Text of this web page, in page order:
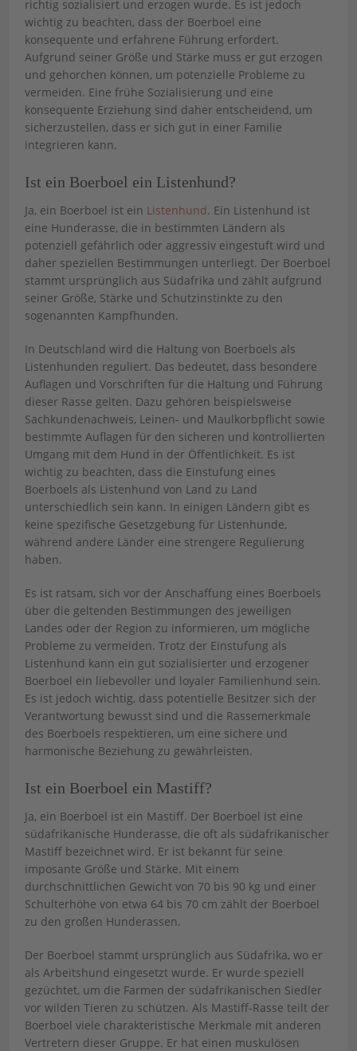
richtig sozialisiert und erzogen wurde. Es ist jedoch
wichtig zu beachten, dass der Boerboel eine
konsequente und erfahrene Führung erfordert.
Aufgrund seiner Größe und Stärke muss er gut erzogen
und gehorchen können, um potenzielle Probleme zu
vermeiden. Eine frühe Sozialisierung und eine
konsequente Erziehung sind daher entscheidend, um
sicherzustellen, dass er sich gut in einer Familie
integrieren kann.
Ist ein Boerboel ein Listenhund?
Ja, ein Boerboel ist ein Listenhund. Ein Listenhund ist
eine Hunderasse, die in bestimmten Ländern als
potenziell gefährlich oder aggressiv eingestuft wird und
daher speziellen Bestimmungen unterliegt. Der Boerboel
stammt ursprünglich aus Südafrika und zählt aufgrund
seiner Größe, Stärke und Schutzinstinkte zu den
sogenannten Kampfhunden.
In Deutschland wird die Haltung von Boerboels als
Listenhunden reguliert. Das bedeutet, dass besondere
Auflagen und Vorschriften für die Haltung und Führung
dieser Rasse gelten. Dazu gehören beispielsweise
Sachkundenachweis, Leinen- und Maulkorbpflicht sowie
bestimmte Auflagen für den sicheren und kontrollierten
Umgang mit dem Hund in der Öffentlichkeit. Es ist
wichtig zu beachten, dass die Einstufung eines
Boerboels als Listenhund von Land zu Land
unterschiedlich sein kann. In einigen Ländern gibt es
keine spezifische Gesetzgebung für Listenhunde,
während andere Länder eine strengere Regulierung
haben.
Es ist ratsam, sich vor der Anschaffung eines Boerboels
über die geltenden Bestimmungen des jeweiligen
Landes oder der Region zu informieren, um mögliche
Probleme zu vermeiden. Trotz der Einstufung als
Listenhund kann ein gut sozialisierter und erzogener
Boerboel ein liebevoller und loyaler Familienhund sein.
Es ist jedoch wichtig, dass potentielle Besitzer sich der
Verantwortung bewusst sind und die Rassemerkmale
des Boerboels respektieren, um eine sichere und
harmonische Beziehung zu gewährleisten.
Ist ein Boerboel ein Mastiff?
Ja, ein Boerboel ist ein Mastiff. Der Boerboel ist eine
südafrikanische Hunderasse, die oft als südafrikanischer
Mastiff bezeichnet wird. Er ist bekannt für seine
imposante Größe und Stärke. Mit einem
durchschnittlichen Gewicht von 70 bis 90 kg und einer
Schulterhöhe von etwa 64 bis 70 cm zählt der Boerboel
zu den großen Hunderassen.
Der Boerboel stammt ursprünglich aus Südafrika, wo er
als Arbeitshund eingesetzt wurde. Er wurde speziell
gezüchtet, um die Farmen der südafrikanischen Siedler
vor wilden Tieren zu schützen. Als Mastiff-Rasse teilt der
Boerboel viele charakteristische Merkmale mit anderen
Vertretern dieser Gruppe. Er hat einen muskulösen